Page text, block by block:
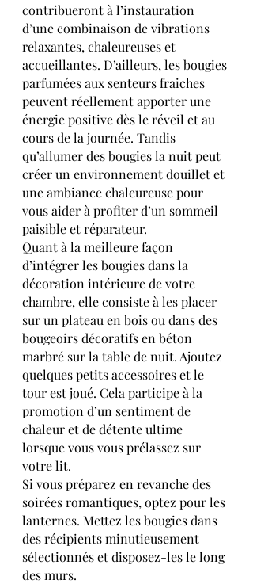
contribueront à l’instauration
d’une combinaison de vibrations
relaxantes, chaleureuses et
accueillantes. D’ailleurs, les bougies
parfumées aux senteurs fraiches
peuvent réellement apporter une
énergie positive dès le réveil et au
cours de la journée. Tandis
qu’allumer des bougies la nuit peut
créer un environnement douillet et
une ambiance chaleureuse pour
vous aider à profiter d’un sommeil
paisible et réparateur.
Quant à la meilleure façon
d’intégrer les bougies dans la
décoration intérieure de votre
chambre, elle consiste à les placer
sur un plateau en bois ou dans des
bougeoirs décoratifs en béton
marbré sur la table de nuit. Ajoutez
quelques petits accessoires et le
tour est joué. Cela participe à la
promotion d’un sentiment de
chaleur et de détente ultime
lorsque vous vous prélassez sur
votre lit.
Si vous préparez en revanche des
soirées romantiques, optez pour les
lanternes. Mettez les bougies dans
des récipients minutieusement
sélectionnés et disposez-les le long
des murs.